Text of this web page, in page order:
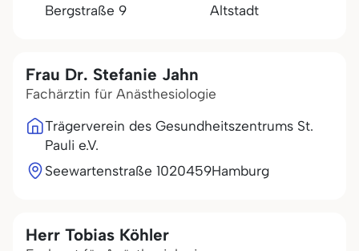
Bergstraße 9
Altstadt
Frau Dr. Stefanie Jahn
Fachärztin für Anästhesiologie
Trägerverein des Gesundheitszentrums St.
Pauli e.V.
Seewartenstraße 1020459Hamburg
Herr Tobias Köhler